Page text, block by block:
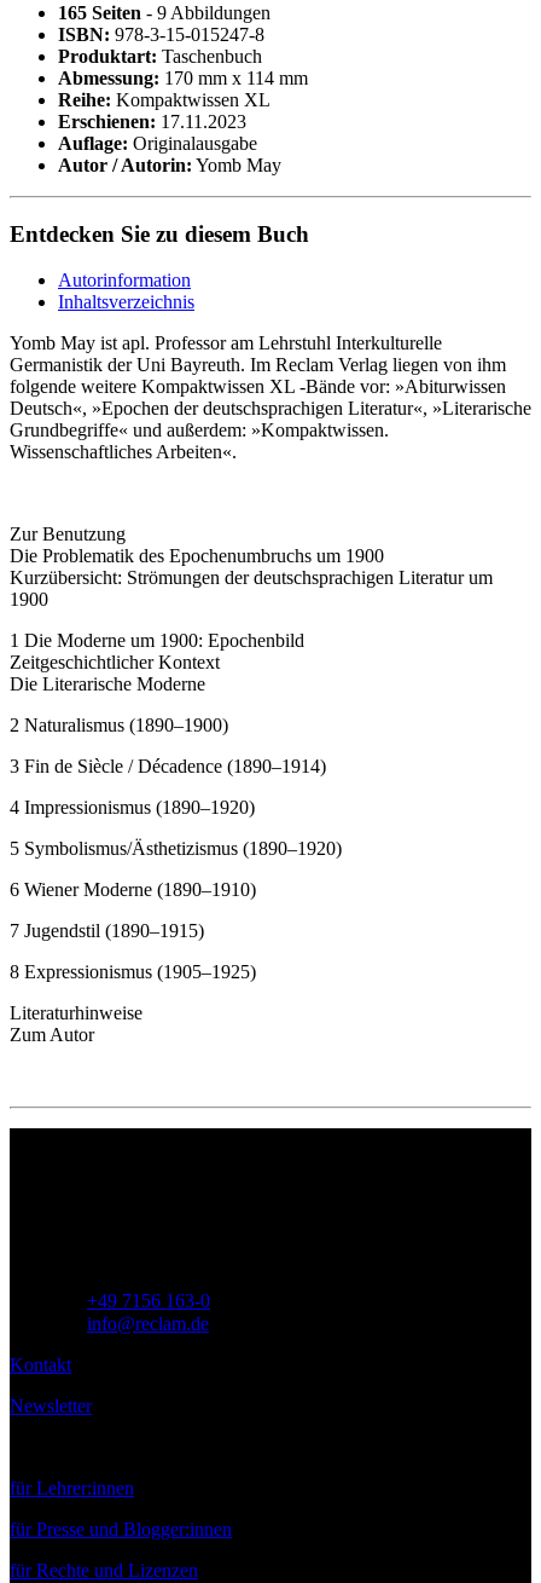
165 Seiten - 9 Abbildungen
ISBN: 978-3-15-015247-8
Produktart: Taschenbuch
Abmessung: 170 mm x 114 mm
Reihe: Kompaktwissen XL
Erschienen: 17.11.2023
Auflage: Originalausgabe
Autor / Autorin: Yomb May
Entdecken Sie zu diesem Buch
Autorinformation
Inhaltsverzeichnis
Yomb May ist apl. Professor am Lehrstuhl Interkulturelle
Germanistik der Uni Bayreuth. Im Reclam Verlag liegen von ihm
folgende weitere Kompaktwissen XL -Bände vor: »Abiturwissen
Deutsch«, »Epochen der deutschsprachigen Literatur«, »Literarische
Grundbegriffe« und außerdem: »Kompaktwissen.
Wissenschaftliches Arbeiten«.
Zur Benutzung
Die Problematik des Epochenumbruchs um 1900
Kurzübersicht: Strömungen der deutschsprachigen Literatur um
1900
1 Die Moderne um 1900: Epochenbild
Zeitgeschichtlicher Kontext
Die Literarische Moderne
2 Naturalismus (1890–1900)
3 Fin de Siècle / Décadence (1890–1914)
4 Impressionismus (1890–1920)
5 Symbolismus/Ästhetizismus (1890–1920)
6 Wiener Moderne (1890–1910)
7 Jugendstil (1890–1915)
8 Expressionismus (1905–1925)
Literaturhinweise
Zum Autor
+49 7156 163-0
info@reclam.de
Kontakt
Newsletter
für Lehrer:innen
für Presse und Blogger:innen
für Rechte und Lizenzen